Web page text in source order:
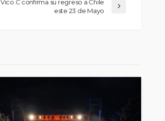
Vico C confirma su regreso a Chile
este 23 de Mayo